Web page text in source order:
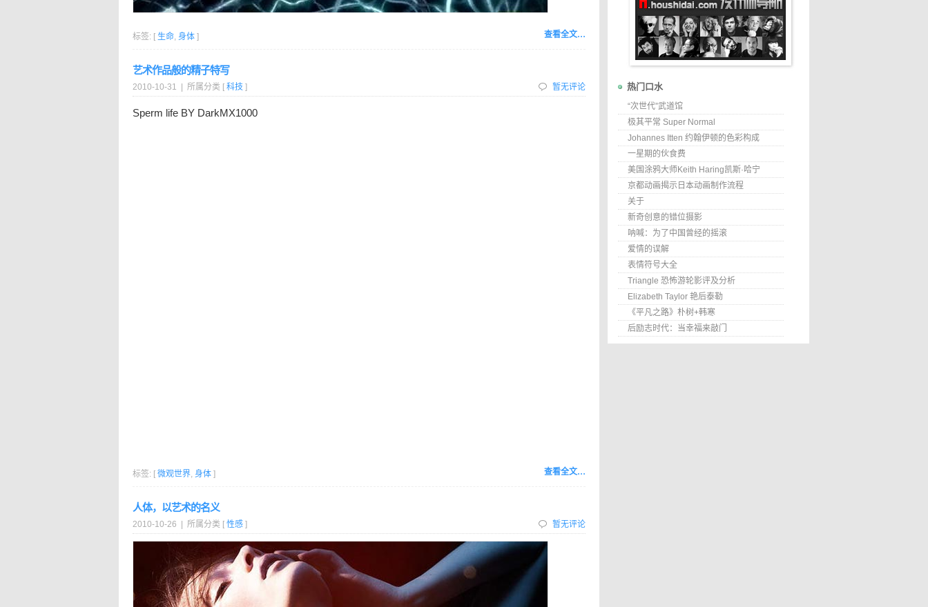
查看全文…
标签: [ 生命, 身体 ]
艺术作品般的精子特写
2010-10-31 | 所属分类 [ 科技 ] 暂无评论
Sperm life BY DarkMX1000
查看全文…
标签: [ 微观世界, 身体 ]
人体，以艺术的名义
2010-10-26 | 所属分类 [ 性感 ] 暂无评论
热门口水
“次世代”武道馆
极其平常 Super Normal
Johannes Itten 约翰伊顿的色彩构成
一星期的伙食费
美国涂鸦大师Keith Haring凯斯·哈宁
京都动画揭示日本动画制作流程
关于
新奇创意的错位摄影
呐喊：为了中国曾经的摇滚
爱情的误解
表情符号大全
Triangle 恐怖游轮影评及分析
Elizabeth Taylor 艳后泰勒
《平凡之路》朴树+韩寒
后励志时代：当幸福来敲门